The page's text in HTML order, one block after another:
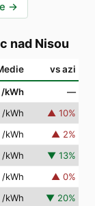
→
nad Nisou
vs azi
/kWh
—
/kWh ▲ 10%
/kWh ▲ 2%
/kWh ▼ 13%
/kWh ▲ 0%
/kWh ▼ 20%